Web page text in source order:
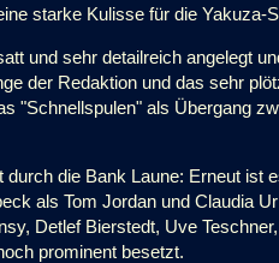
starke Kulisse für die Yakuza-
und sehr detailreich angelegt
der Redaktion und das sehr
"Schnellspulen" als Übergang
die Bank Laune: Erneut ist
als Tom Jordan und Claudia
Detlef Bierstedt, Uve
prominent besetzt.